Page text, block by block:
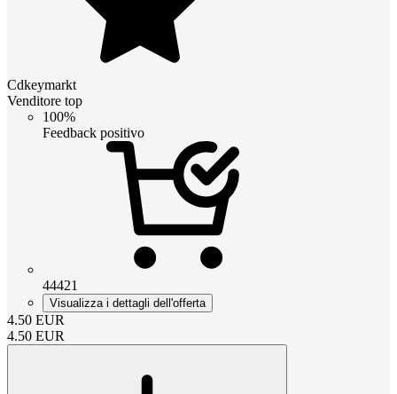
Cdkeymarkt
Venditore top
100%
Feedback positivo
44421
Visualizza i dettagli dell'offerta
4.50 EUR
4.50 EUR